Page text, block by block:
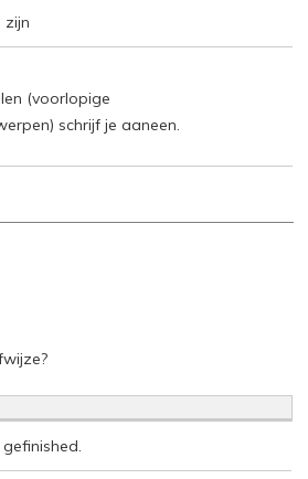
zijn
(voorlopige
schrijf je aaneen.